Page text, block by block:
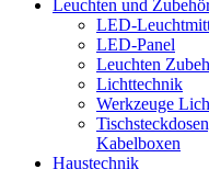
Leuchten und
LED-
LED-Panel
Leuchten
Lichttechnik
Werkzeuge
Kabelboxen
Haustechnik